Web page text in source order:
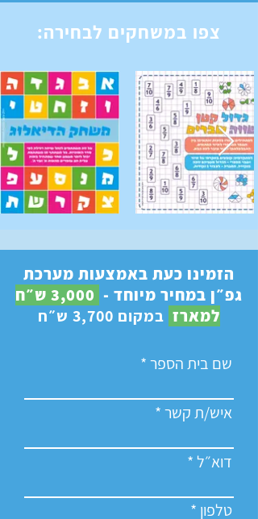
צפו במשחקים לבחירה:
הזמינו כעת באמצעות מערכת
גפ״ן במחיר מיוחד -
3,000 ש״ח
למארז במקום 3,700 ש״ח
שם בית הספר
איש/ת קשר
דוא״ל
טלפון